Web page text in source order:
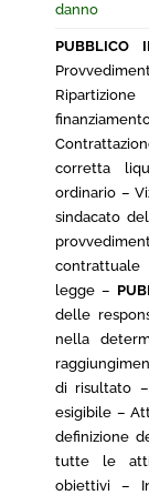
danno
PUBBLICO
corretta
ordinario –
sindacato
contrattuale
legge –
delle
nella
di risultato
esigibile –
definizione
tutte le
obiettivi –